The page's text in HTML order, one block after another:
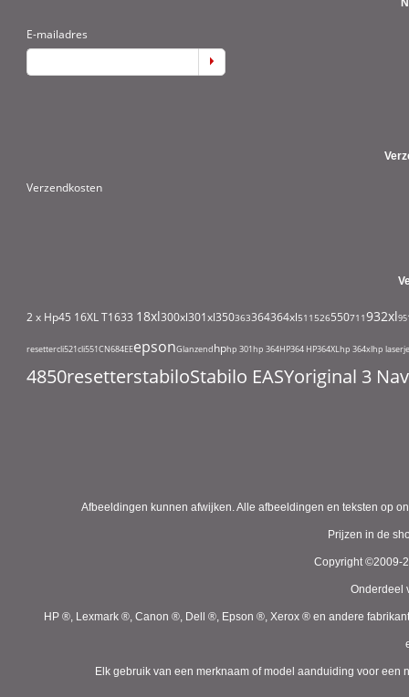
E-mailadres
Verzendkosten
2 x Hp45 16XL T1633 18xl300xl301xl350363364364xl511526550711932xl
resettercli521cli551CN684EEepsonGlanzendhphp 301hp 364HP364 HP364XLhp 364xlhp
4850resetterstabiloStabilo EASYoriginal 3
Afbeeldingen kunnen afwijken. Alle afbeeldingen en teksten op
Prijzen in de
Copyright ©2009-
Onderdeel
HP ®, Lexmark ®, Canon ®, Dell ®, Epson ®, Xerox ® en andere
Elk gebruik van een merknaam of model aanduiding voor